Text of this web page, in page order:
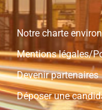
Notre charte
Mentions légales/
Devenir partenaires
Déposer une